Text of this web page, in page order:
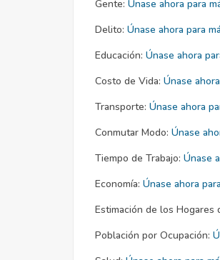
Gente: Únase ahora para
Delito: Únase ahora para
Educación: Únase ahora
Costo de Vida: Únase
Transporte: Únase ahora
Conmutar Modo: Únase
Tiempo de Trabajo: Únase
Economía: Únase ahora
Estimación de los Hogares
Población por Ocupación: